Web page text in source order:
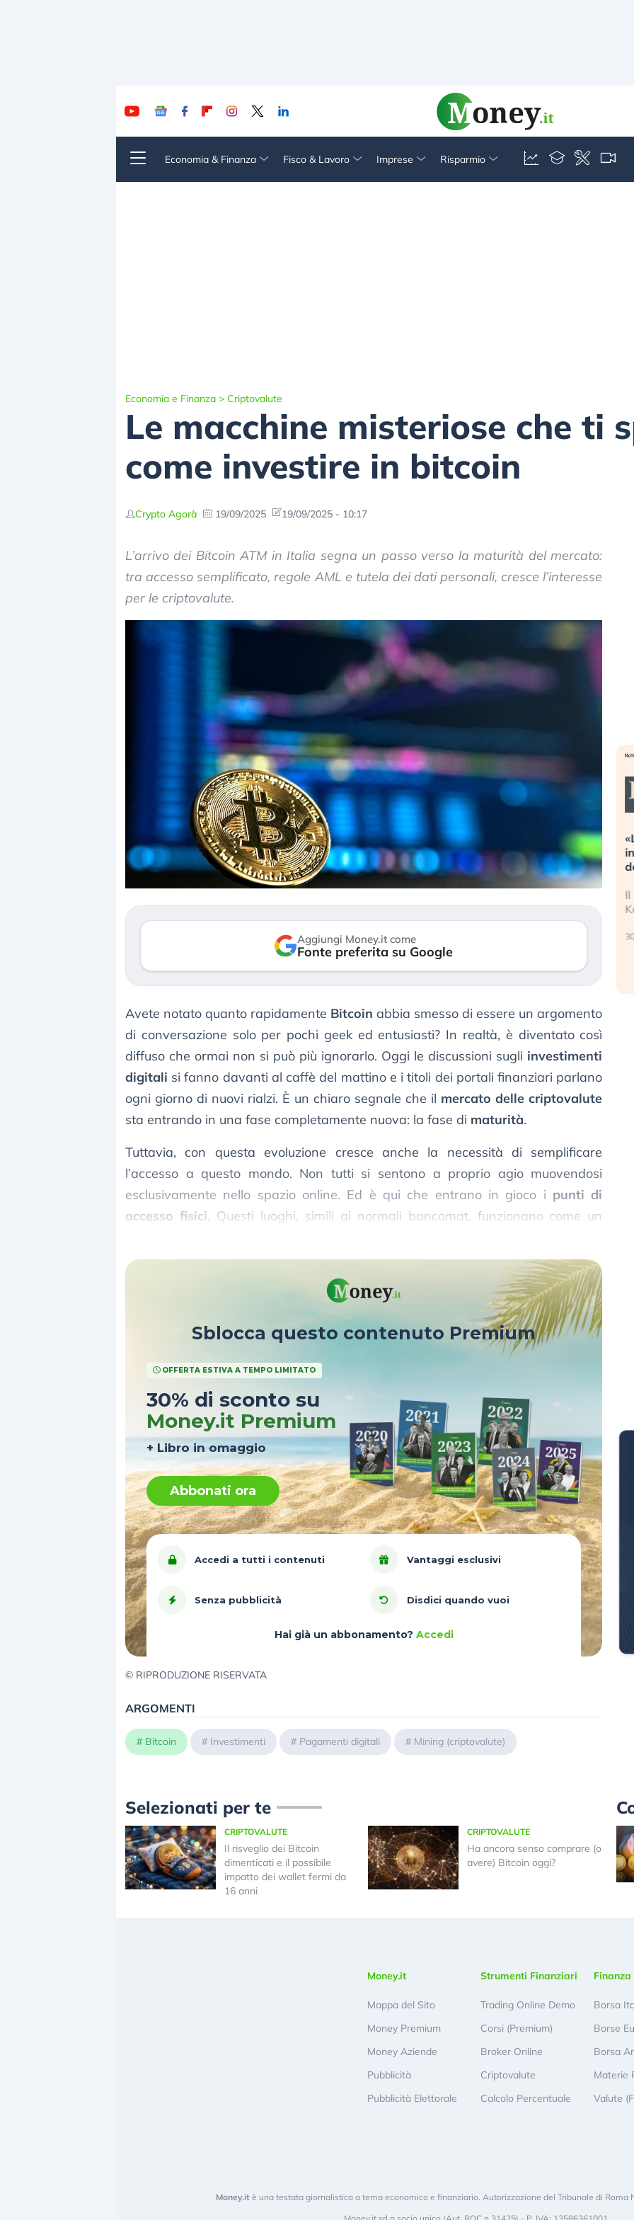
Economia & Finanza Fisco & Lavoro Imprese Risparmio
Economia e Finanza > Criptovalute
Le macchine misteriose che ti
come investire in bitcoin
Crypto Agorà 19/09/2025 19/09/2025 - 10:17
L’arrivo dei Bitcoin ATM in Italia segna un passo verso la maturità del mercato:
tra accesso semplificato, regole AML e tutela dei dati personali, cresce l’interesse
per le criptovalute.
Aggiungi Money.it come
Fonte preferita su Google
Avete notato quanto rapidamente Bitcoin abbia smesso di essere un argomento
di conversazione solo per pochi geek ed entusiasti? In realtà, è diventato così
diffuso che ormai non si può più ignorarlo. Oggi le discussioni sugli investimenti
digitali si fanno davanti al caffè del mattino e i titoli dei portali finanziari parlano
ogni giorno di nuovi rialzi. È un chiaro segnale che il mercato delle criptovalute
sta entrando in una fase completamente nuova: la fase di maturità.
Tuttavia, con questa evoluzione cresce anche la necessità di semplificare
l’accesso a questo mondo. Non tutti si sentono a proprio agio muovendosi
esclusivamente nello spazio online. Ed è qui che entrano in gioco i punti di
accesso fisici. Questi luoghi, simili ai normali bancomat, funzionano come un
Sblocca questo contenuto Premium
OFFERTA ESTIVA A TEMPO LIMITATO
30% di sconto su
Money.it Premium
+ Libro in omaggio
Abbonati ora
Accedi a tutti i contenuti Vantaggi esclusivi
Senza pubblicità Disdici quando vuoi
Hai già un abbonamento? Accedi
© RIPRODUZIONE RISERVATA
ARGOMENTI
# Bitcoin # Investimenti # Pagamenti digitali # Mining (criptovalute)
Dalle valutazioni estreme alla
correzione. Cosa sta guidando il
repricing degli asset?
mostrando segni di stanchezza
verso le (…)
«La mia vita è rovinata». Investitori
in preda al panico dopo lo scoppio
della bolla AI
Kospi, mentre gli investitori retail (…)
Selezionati per te
CRIPTOVALUTE
Il risveglio dei Bitcoin
dimenticati e il possibile
impatto dei wallet fermi da
16 anni
CRIPTOVALUTE
Ha ancora senso comprare (o
avere) Bitcoin oggi?
Money.it
Mappa del Sito
Money Premium
Money Aziende
Pubblicità
Pubblicità Elettorale
Strumenti Finanziari
Trading Online Demo
Corsi (Premium)
Broker Online
Criptovalute
Calcolo Percentuale
Borsa
Borse
Borsa
Materie
Valute
Money.it è una testata giornalistica a tema economico e finanziario. Autorizzazione del Tribunale di Roma